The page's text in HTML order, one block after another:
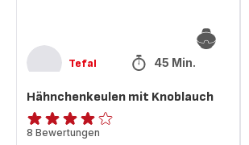
Tefal 45 Min.
Hähnchenkeulen mit Knoblauch
Bewertung
8 Bewertungen